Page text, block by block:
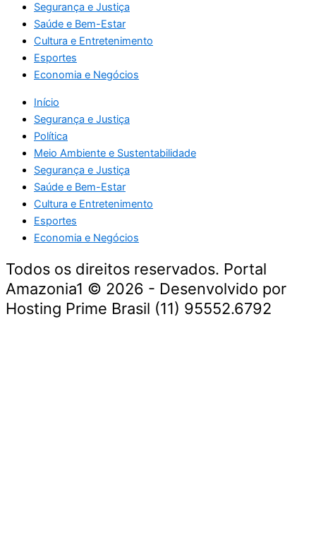
Segurança e Justiça
Saúde e Bem-Estar
Cultura e Entretenimento
Esportes
Economia e Negócios
Início
Segurança e Justiça
Política
Meio Ambiente e Sustentabilidade
Segurança e Justiça
Saúde e Bem-Estar
Cultura e Entretenimento
Esportes
Economia e Negócios
Todos os direitos reservados. Portal
Amazonia1 © 2026 - Desenvolvido por
Hosting Prime Brasil (11) 95552.6792